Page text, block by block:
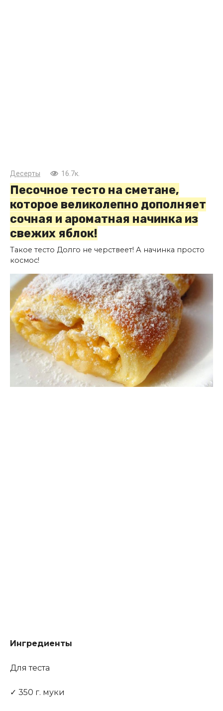
Десерты 16.7к.
Песочное тесто на сметане,
которое великолепно дополняет
сочная и ароматная начинка из
свежих яблок!
Такое тесто Долго не черствеет! А начинка просто
космос!
Ингредиенты
Для теста
✓ 350 г. муки